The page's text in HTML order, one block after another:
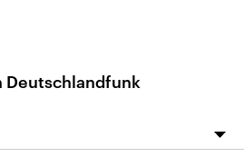
Deutschlandfunk